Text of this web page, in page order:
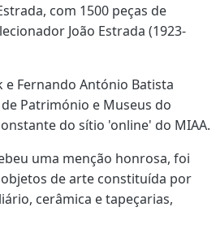
com 1500 peças de
João Estrada (1923-
Fernando António Batista
Património e Museus do
do sítio 'online' do MIAA.
uma menção honrosa, foi
de arte constituída por
cerâmica e tapeçarias,